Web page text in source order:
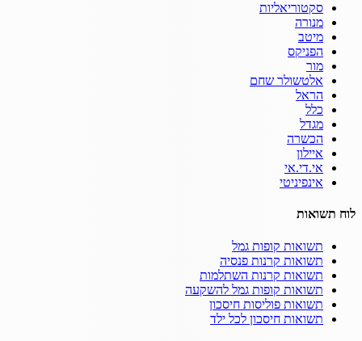
סקטוריאליות
מנורה
מיטב
הפניקס
מור
אלטשולר שחם
הראל
כלל
מגדל
הכשרה
איילון
אי.די.אי
אינפיניטי
לוח תשואות
תשואות קופות גמל
תשואות קרנות פנסיה
תשואות קרנות השתלמות
תשואות קופות גמל להשקעה
תשואות פוליסות חיסכון
תשואות חיסכון לכל ילד